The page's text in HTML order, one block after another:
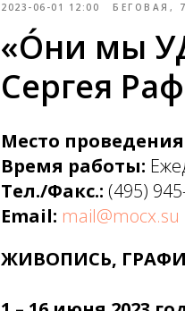
2023-06-01 12:00 БЕГОВАЯ, 7
«Óни мы
Сергея
Место
Время работы:
Тел./Факс.: (495)
Email: mail@mocx.su
ЖИВОПИСЬ,